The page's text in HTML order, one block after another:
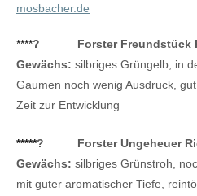
mosbacher.de
****?
Forster Freundstück
Gewächs: silbriges Grüngelb, in
Gaumen noch wenig Ausdruck,
Zeit zur Entwicklung
*****?
Forster Ungeheuer
Gewächs: silbriges Grünstroh,
mit guter aromatischer Tiefe,